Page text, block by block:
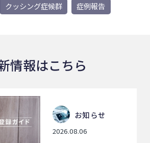
クッシング症候群 症例報告
情報はこちら
お知らせ
2026.08.06